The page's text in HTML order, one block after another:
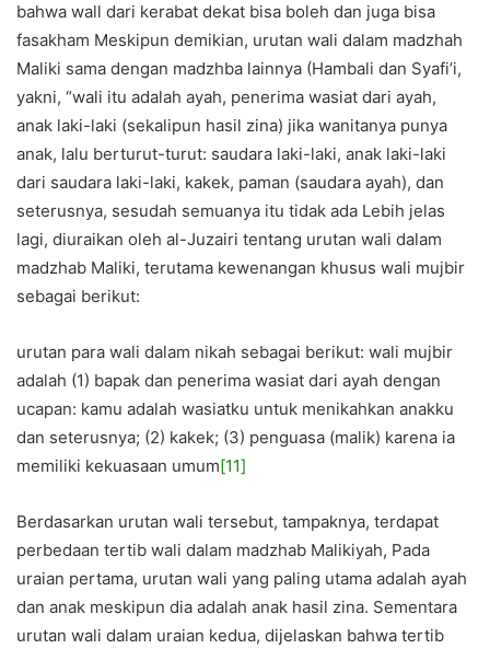
bahwa wall dari kerabat dekat bisa boleh dan juga bisa
fasakham Meskipun demikian, urutan wali dalam madzhah
Maliki sama dengan madzhba lainnya (Hambali dan Syafi’i,
yakni, “wali itu adalah ayah, penerima wasiat dari ayah,
anak laki-laki (sekalipun hasil zina) jika wanitanya punya
anak, lalu berturut-turut: saudara laki-laki, anak laki-laki
dari saudara laki-laki, kakek, paman (saudara ayah), dan
seterusnya, sesudah semuanya itu tidak ada Lebih jelas
lagi, diuraikan oleh al-Juzairi tentang urutan wali dalam
madzhab Maliki, terutama kewenangan khusus wali mujbir
sebagai berikut:
urutan para wali dalam nikah sebagai berikut: wali mujbir
adalah (1) bapak dan penerima wasiat dari ayah dengan
ucapan: kamu adalah wasiatku untuk menikahkan anakku
dan seterusnya; (2) kakek; (3) penguasa (malik) karena ia
memiliki kekuasaan umum[11]
Berdasarkan urutan wali tersebut, tampaknya, terdapat
perbedaan tertib wali dalam madzhab Malikiyah, Pada
uraian pertama, urutan wali yang paling utama adalah ayah
dan anak meskipun dia adalah anak hasil zina. Sementara
urutan wali dalam uraian kedua, dijelaskan bahwa tertib